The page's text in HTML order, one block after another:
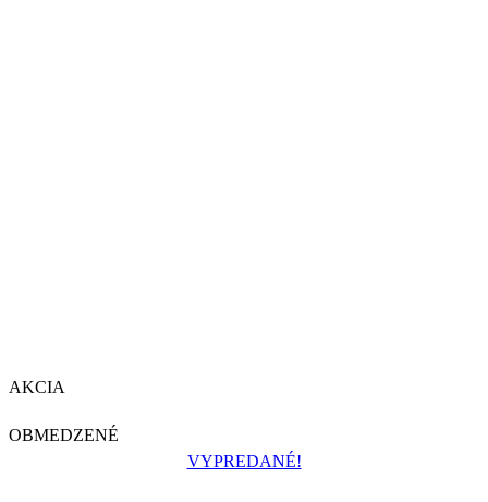
AKCIA
OBMEDZENÉ
VYPREDANÉ!